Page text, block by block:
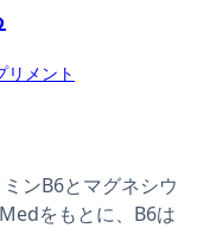
リメント
ンB6とマグネシウ
をもとに、B6は